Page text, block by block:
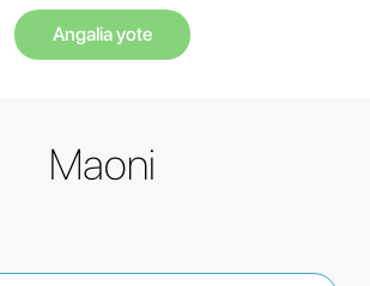
Angalia yote
Maoni